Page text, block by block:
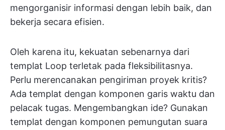
mengorganisir informasi dengan lebih baik, dan
bekerja secara efisien.
Oleh karena itu, kekuatan sebenarnya dari
templat Loop terletak pada fleksibilitasnya.
Perlu merencanakan pengiriman proyek kritis?
Ada templat dengan komponen garis waktu dan
pelacak tugas. Mengembangkan ide? Gunakan
templat dengan komponen pemungutan suara